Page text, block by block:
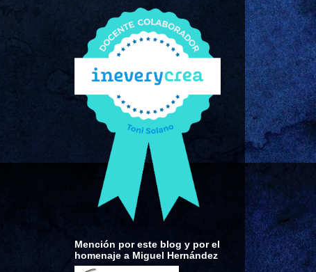
Mención por este blog y por el
homenaje a Miguel Hernández